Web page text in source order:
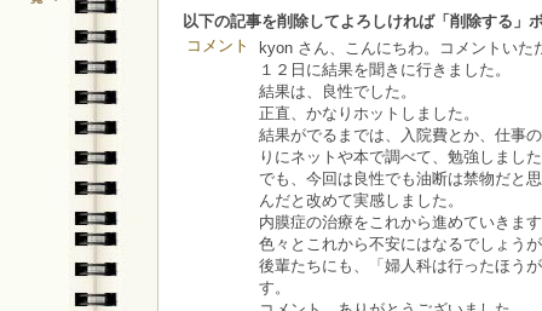
以下の記事を削除してよろしければ「削除する」
コメント
kyon さん、こんにちわ。コメントい
１２日に結果を聞きに行きました。
結果は、良性でした。
正直、かなりホットしました。
結果がでるまでは、入院費とか、仕事
りにネットや本で調べて、勉強しまし
でも、今回は良性でも油断は禁物だと
んだと改めて実感しました。
内膜症の治療をこれから進めていきま
色々とこれから不安にはなるでしょう
後輩たちにも、「婦人科は行ったほう
す。